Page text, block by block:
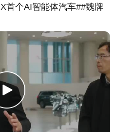
首个AI智能体汽车##魏牌